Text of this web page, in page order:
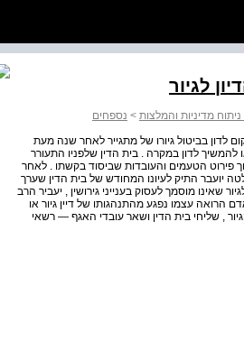
מדיניות והמלצות > נספחים
לדון בביטול גיורו של מתגייר לאחר שנה מעת
לדון במקרה . בית הדין שלפניו התעורר
פירוט הטעמים והעובדות שביסוד בקשתו . לאחר
יועבר התיק לעיונו המחודש של בית הדין שערך
שאינו מוסמך לעסוק בענייני גירושין , יעביר הרב
הרואה עצמו נפגע מהתנהגותו של דיין גיור או
, שליחי בית הדין ושאר עובדי האגף — רשאי